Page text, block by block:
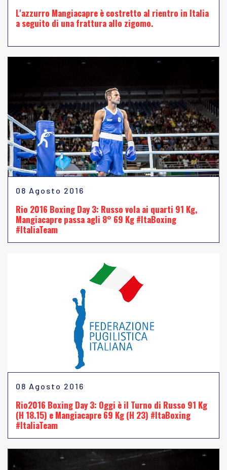
L'azzurro Mangiacapre è costretto al rientro in Italia
a seguito di una frattura allo zigomo.
08 Agosto 2016
Rio 2016 Boxing Day 3: Russo vola ai quarti 91 Kg,
Mangiacapre passa agli 8° 69 Kg #ItaBoxing
#ItaliaTeam
08 Agosto 2016
Rio2016 Boxing Day 3: Oggi è il Turno di Russo 91 Kg
(H 18.15) e Mangiacapre 69 Kg (H 23) #ItaBoxing
#ItaliaTeam